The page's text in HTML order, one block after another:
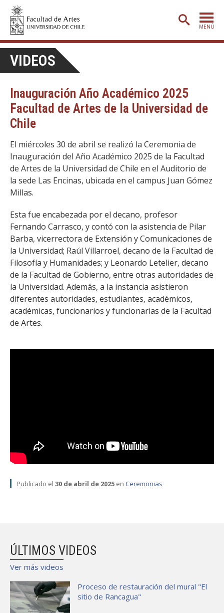
MENÚ
ETAPA BÁSICA
CARRERAS
EXTENSIÓN
CREACIÓNE INVESTIGACIÓN
DEPARTAMENTOS
FACULTAD
Estudiantes
Académicas/os
Funcionarias/os
Egresadas/os
VIDEOS
Inauguración Año Académico 2025
Facultad de Artes de la Universidad de
Chile
El miércoles 30 de abril se realizó la Ceremonia de
Inauguración del Año Académico 2025 de la Facultad
de Artes de la Universidad de Chile en el Auditorio de
la sede Las Encinas, ubicada en el campus Juan Gómez
Millas.
Esta fue encabezada por el decano, profesor
Fernando Carrasco, y contó con la asistencia de Pilar
Barba, vicerrectora de Extensión y Comunicaciones de
la Universidad; Raúl Villarroel, decano de la Facultad de
Filosofía y Humanidades; y Leonardo Letelier, decano
de la Facultad de Gobierno, entre otras autoridades de
la Universidad. Además, a la instancia asistieron
diferentes autoridades, estudiantes, académicos,
académicas, funcionarios y funcionarias de la Facultad
de Artes.
Publicado el 30 de abril de 2025 en Ceremonias
ÚLTIMOS VIDEOS
Ver más videos
Proceso de restauración del mural "El
sitio de Rancagua"